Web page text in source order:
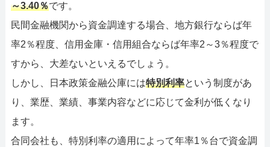
～3.40％です。
民間金融機関から資金調達する場合、地方銀行ならば年
率2％程度、信用金庫・信用組合ならば年率2～3％程度で
すから、大差ないといえるでしょう。
しかし、日本政策金融公庫には特別利率という制度があ
り、業歴、業績、事業内容などに応じて金利が低くなり
ます。
合同会社も、特別利率の適用によって年率1％台で資金調